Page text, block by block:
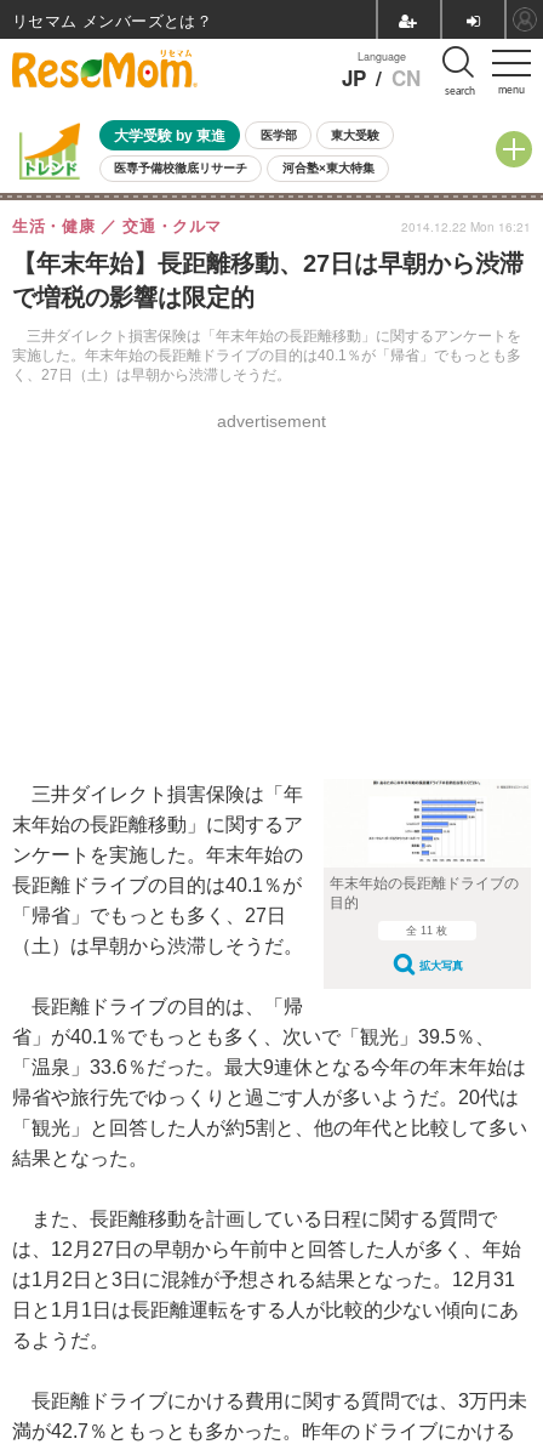
menu
Language
JP / CN search
大学受験 by 東進 医学部 東大受験
医専予備校徹底リサーチ 河合塾×東大特集
親子で考える大学選び 高校受験 中学受験 小学校受験
共通テスト 夏休み 8月開催学校説明会・相談会
8月開催イベント・WS 全国公立高校 過去問 人気記事
自由研究教材（小学生向け） 自由研究教材（中学生向け）
【年末年始】長距離移動、27日は早朝から渋滞
で増税の影響は限定的
三井ダイレクト損害保険は「年末年始の長距離移動」に関するアンケートを
実施した。年末年始の長距離ドライブの目的は40.1％が「帰省」でもっとも多
く、27日（土）は早朝から渋滞しそうだ。
生活・健康 交通・クルマ
advertisement
2014.12.22 Mon 16:21
年末年始の長距離ドライブの
目的
全 11 枚
拡大写真
三井ダイレクト損害保険は「年
末年始の長距離移動」に関するア
ンケートを実施した。年末年始の
長距離ドライブの目的は40.1％が
「帰省」でもっとも多く、27日
（土）は早朝から渋滞しそうだ。
長距離ドライブの目的は、「帰
省」が40.1％でもっとも多く、次いで「観光」39.5％、
「温泉」33.6％だった。最大9連休となる今年の年末年始は
帰省や旅行先でゆっくりと過ごす人が多いようだ。20代は
「観光」と回答した人が約5割と、他の年代と比較して多い
結果となった。
また、長距離移動を計画している日程に関する質問で
は、12月27日の早朝から午前中と回答した人が多く、年始
は1月2日と3日に混雑が予想される結果となった。12月31
日と1月1日は長距離運転をする人が比較的少ない傾向にあ
るようだ。
長距離ドライブにかける費用に関する質問では、3万円未
満が42.7％ともっとも多かった。昨年のドライブにかける
リセマム メンバーズ